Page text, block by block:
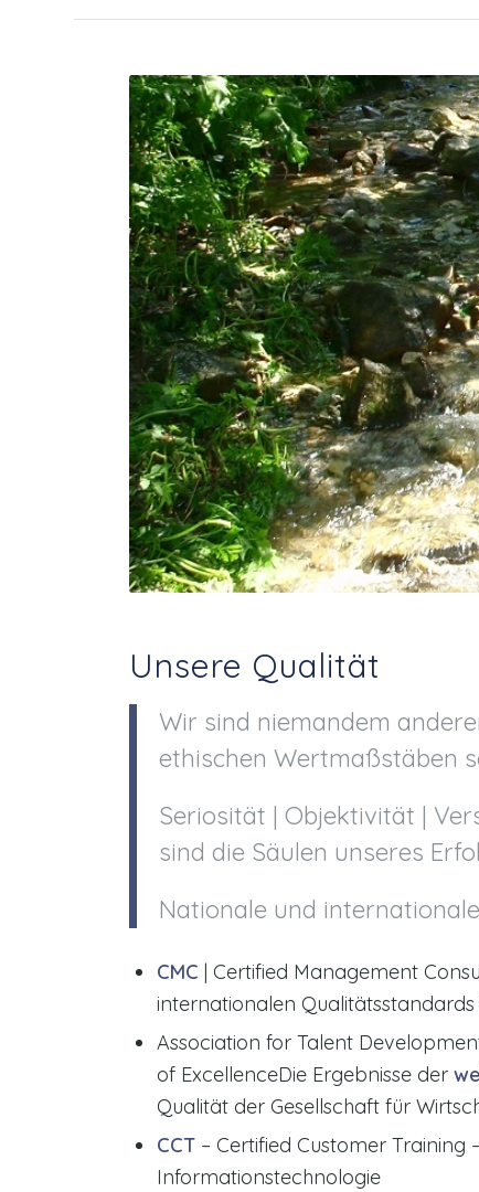
Unsere Qualität
Wir sind niemandem
ethischen Wertmaßstäben
Seriosität | Objektivität |
sind die Säulen unseres
Nationale und
CMC | Certified Management
internationalen
Association for Talent
of ExcellenceDie Ergebnisse der
Qualität der Gesellschaft für
CCT – Certified Customer
Informationstechnologie